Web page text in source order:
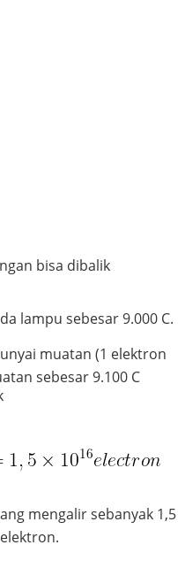
bisa dibalik
lampu sebesar 9.000 C.
muatan (1 elektron
sebesar 9.100 C
mengalir sebanyak 1,5